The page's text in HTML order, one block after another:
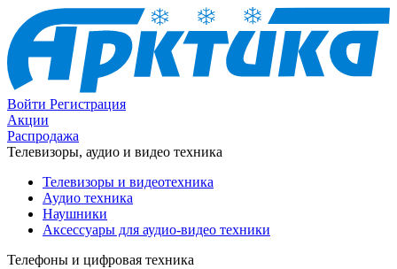
Войти Регистрация
Акции
Распродажа
Телевизоры, аудио и видео техника
Телевизоры и видеотехника
Аудио техника
Наушники
Аксессуары для аудио-видео техники
Телефоны и цифровая техника